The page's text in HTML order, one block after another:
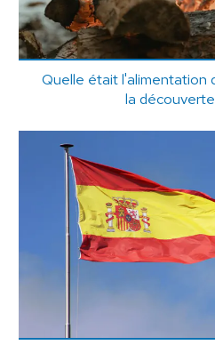
Quelle était l'alimentation
la